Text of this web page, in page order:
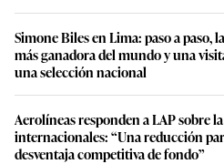
Simone Biles en Lima: paso a paso,
más ganadora del mundo y una
una selección nacional
Aerolíneas responden a LAP sobre
internacionales: “Una reducción
desventaja competitiva de fondo”